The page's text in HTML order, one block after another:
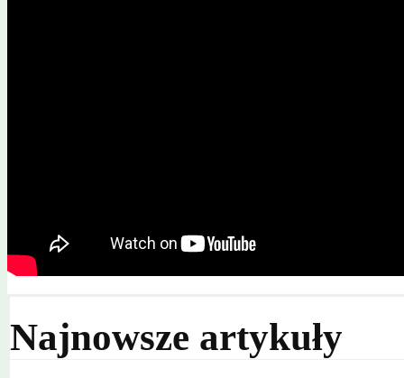
Najnowsze artykuły